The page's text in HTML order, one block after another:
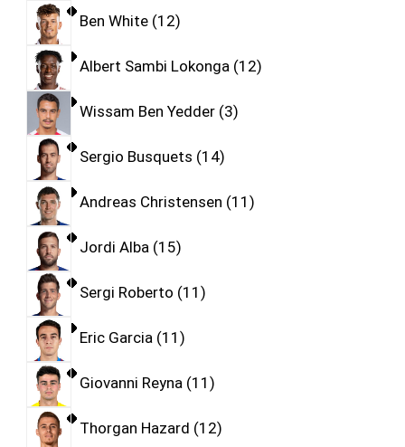
Ben White 12
Albert Sambi Lokonga 12
Wissam Ben Yedder 3
Sergio Busquets 14
Andreas Christensen 11
Jordi Alba 15
Sergi Roberto 11
Eric Garcia 11
Giovanni Reyna 11
Thorgan Hazard 12